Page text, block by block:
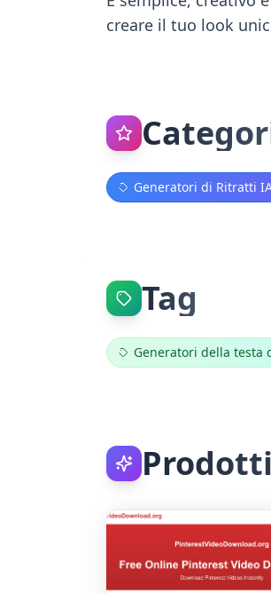
creare il tuo look
Generatori di Ritratti
Tag
Generatori della testa